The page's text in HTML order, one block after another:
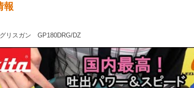
報
リスガン GP180DRG/DZ